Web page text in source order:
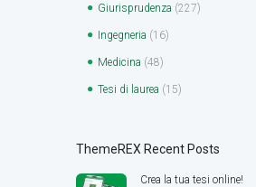
Giurisprudenza (227)
Ingegneria (16)
Medicina (48)
Tesi di laurea (15)
ThemeREX Recent Posts
Crea la tua tesi online!